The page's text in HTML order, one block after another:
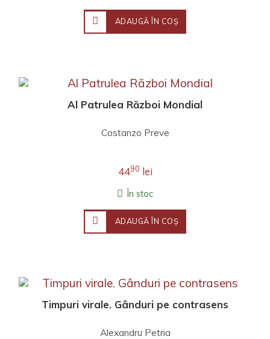
ADAUGĂ ÎN COŞ
Al Patrulea Război Mondial
Costanzo Preve
4490 lei
În stoc
ADAUGĂ ÎN COŞ
Timpuri virale. Gânduri pe contrasens
Alexandru Petria